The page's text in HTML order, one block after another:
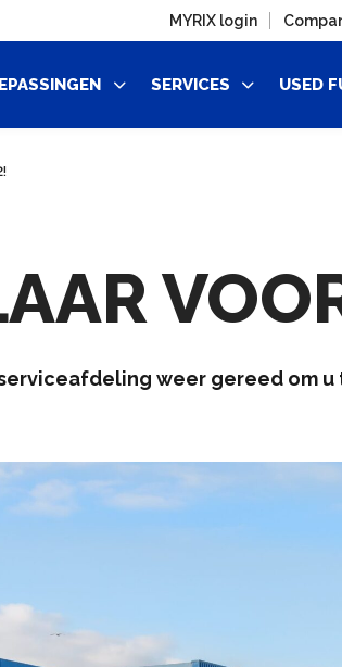
MYRIX login
SERVICES USED
weer gereed om u